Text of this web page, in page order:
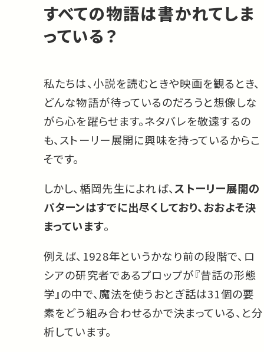
すべての物語は書かれてしま
っている？
私たちは、小説を読むときや映画を観るとき、
どんな物語が待っているのだろうと想像しな
がら心を躍らせます。ネタバレを敬遠するの
も、ストーリー展開に興味を持っているからこ
そです。
しかし、楯岡先生によれば、ストーリー展開の
パターンはすでに出尽くしており、おおよそ決
まっています。
例えば、1928年というかなり前の段階で、ロ
シアの研究者であるプロップが『昔話の形態
学』の中で、魔法を使うおとぎ話は31個の要
素をどう組み合わせるかで決まっている、と分
析しています。